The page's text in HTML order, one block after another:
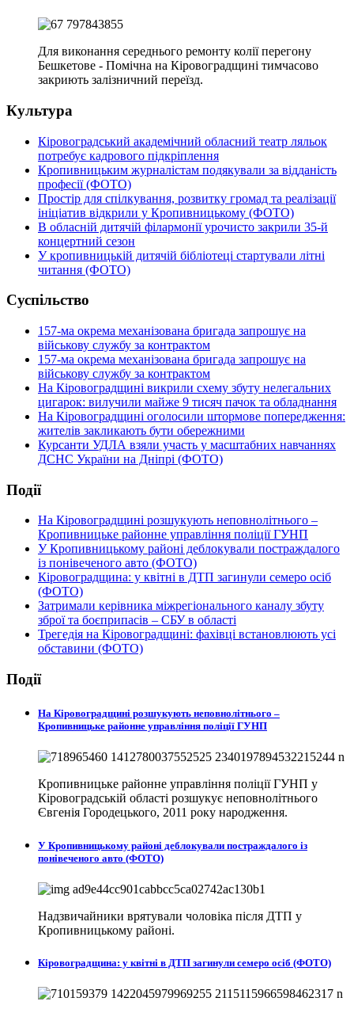
Для виконання середнього ремонту колії перегону
Бешкетове - Помічна на Кіровоградщині тимчасово
закриють залізничний переїзд.
Культура
Кіровоградський академічний обласний театр ляльок
потребує кадрового підкріплення
Кропивницьким журналістам подякували за відданість
професії (ФОТО)
Простір для спілкування, розвитку громад та реалізації
ініціатив відкрили у Кропивницькому (ФОТО)
В обласній дитячій філармонії урочисто закрили 35-й
концертний сезон
У кропивницькій дитячій бібліотеці стартували літні
читання (ФОТО)
Суспільство
157-ма окрема механізована бригада запрошує на
військову службу за контрактом
157-ма окрема механізована бригада запрошує на
військову службу за контрактом
На Кіровоградщині викрили схему збуту нелегальних
цигарок: вилучили майже 9 тисяч пачок та обладнання
На Кіровоградщині оголосили штормове попередження:
жителів закликають бути обережними
Курсанти УДЛА взяли участь у масштабних навчаннях
ДСНС України на Дніпрі (ФОТО)
Події
На Кіровоградщині розшукують неповнолітнього –
Кропивницьке районне управління поліції ГУНП
У Кропивницькому районі деблокували постраждалого
із понівеченого авто (ФОТО)
Кіровоградщина: у квітні в ДТП загинули семеро осіб
(ФОТО)
Затримали керівника міжрегіонального каналу збуту
зброї та боєприпасів – СБУ в області
Трегедія на Кіровоградщині: фахівці встановлюють усі
обставини (ФОТО)
Події
На Кіровоградщині розшукують неповнолітнього –
Кропивницьке районне управління поліції ГУНП
Кропивницьке районне управління поліції ГУНП у
Кіровоградській області розшукує неповнолітнього
Євгенія Городецького, 2011 року народження.
У Кропивницькому районі деблокували постраждалого із
понівеченого авто (ФОТО)
Надзвичайники врятували чоловіка після ДТП у
Кропивницькому районі.
Кіровоградщина: у квітні в ДТП загинули семеро осіб (ФОТО)